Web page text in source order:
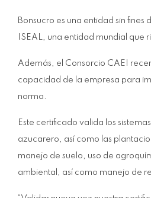
Bonsucro es una entidad sin
ISEAL, una entidad mundial que
Además, el Consorcio CAEI
capacidad de la empresa para
norma.
Este certificado valida los
azucarero, así como las
manejo de suelo, uso de
ambiental, así como manejo de